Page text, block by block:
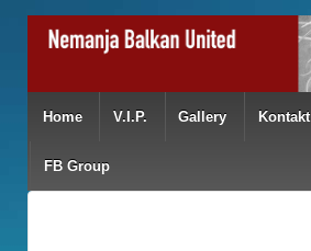
Home V.I.P. Gallery Kontakt
FB Group